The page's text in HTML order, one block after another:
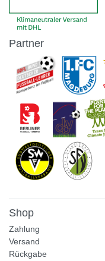
Partner
Shop
Zahlung
Versand
Rückgabe